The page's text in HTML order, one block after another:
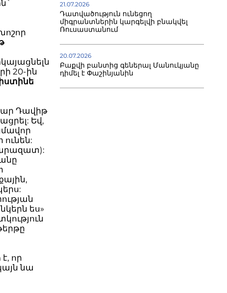
20-ին
Դավիթ
Եվ,
ես»
որ
նա
21.07.2026
Դատվածություն ունեցող
միգրանտներին կարգելվի բնակվել
Ռուսաստանում
20.07.2026
Բաքվի բանտից գեներալ Մանուկյանը
դիմել է Փաշինյանին